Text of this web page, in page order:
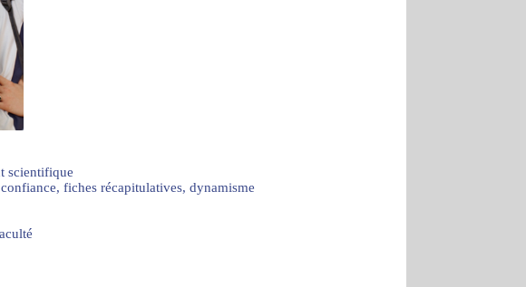
scientifique
fiches récapitulatives, dynamisme